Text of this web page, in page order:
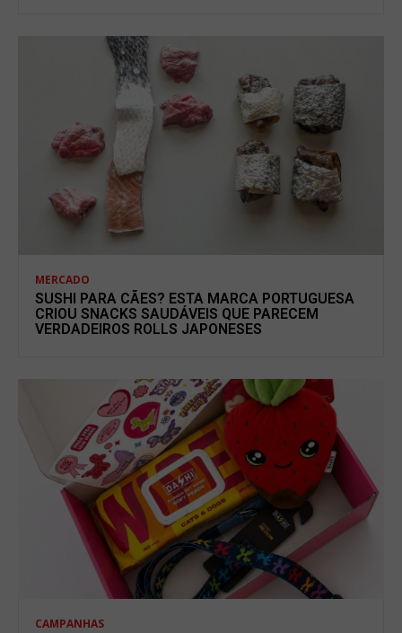
MERCADO
SUSHI PARA CÃES? ESTA MARCA PORTUGUESA
CRIOU SNACKS SAUDÁVEIS QUE PARECEM
VERDADEIROS ROLLS JAPONESES
CAMPANHAS